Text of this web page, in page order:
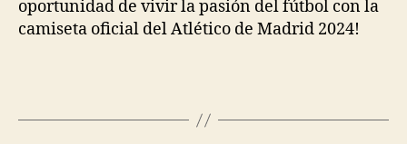
oportunidad de vivir la pasión del fútbol con la
camiseta oficial del Atlético de Madrid 2024!